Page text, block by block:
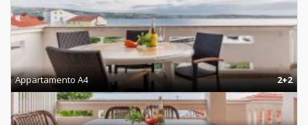
Appartamento A4 2+2